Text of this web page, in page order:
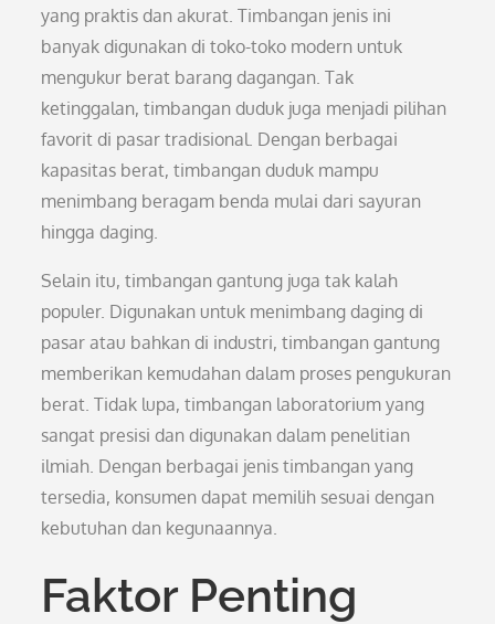
yang praktis dan akurat. Timbangan jenis ini
banyak digunakan di toko-toko modern untuk
mengukur berat barang dagangan. Tak
ketinggalan, timbangan duduk juga menjadi pilihan
favorit di pasar tradisional. Dengan berbagai
kapasitas berat, timbangan duduk mampu
menimbang beragam benda mulai dari sayuran
hingga daging.
Selain itu, timbangan gantung juga tak kalah
populer. Digunakan untuk menimbang daging di
pasar atau bahkan di industri, timbangan gantung
memberikan kemudahan dalam proses pengukuran
berat. Tidak lupa, timbangan laboratorium yang
sangat presisi dan digunakan dalam penelitian
ilmiah. Dengan berbagai jenis timbangan yang
tersedia, konsumen dapat memilih sesuai dengan
kebutuhan dan kegunaannya.
Faktor Penting